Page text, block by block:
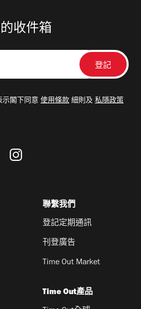
收件箱
示閣下同意 使用條款 細則及 私隱政策
聯繫我們
登記定期通訊
刊登廣告
Time Out Market
Time Out產品